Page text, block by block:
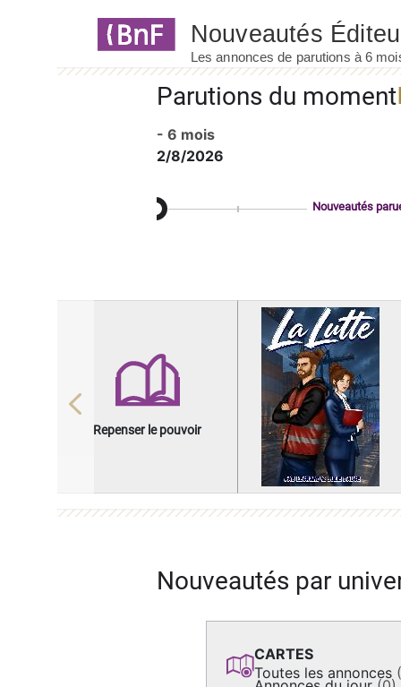
Parutions du moment
- 6 mois
2/8/2026
Nouveautés
Repenser le pouvoir
Previous
Nouveautés par
CARTES
Toutes les annonces